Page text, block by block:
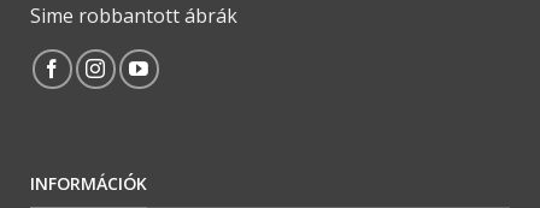
Sime robbantott ábrák
INFORMÁCIÓK